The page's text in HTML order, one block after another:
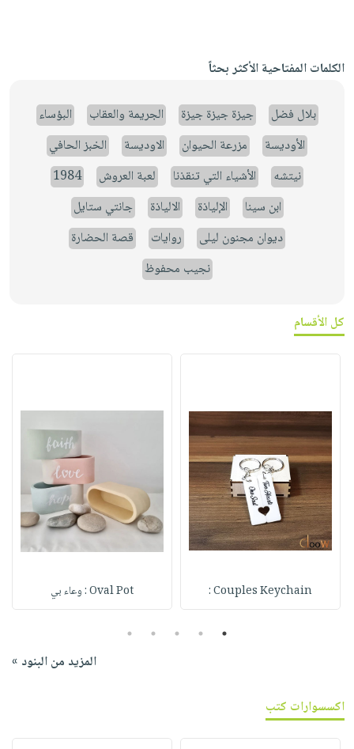
الكلمات المفتاحية الأكثر بحثاً
بلال فضل جيزة جيزة جيزة الجريمة والعقاب
البؤساء
الأوديسة
مزرعة الحيوان الاوديسة
الخبز الحافي
نيتشه
الأشياء التي تنقذنا لعبة العروش
1984
ابن سينا
الإلياذة الالياذة
جانتي ستايل
ديوان مجنون ليلى
روايات
قصة الحضارة
نجيب محفوظ
كل الأقسام
Couples Keychain : Oval Pot : وعاء بي
1
2
3
4
5
المزيد من البنود »
اكسسوارات كتب